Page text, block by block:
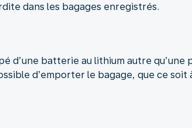
dans les bagages enregistrés.
d’une batterie au lithium autre qu’une
d’emporter le bagage, que ce soit